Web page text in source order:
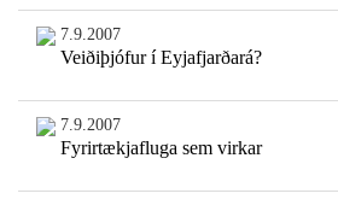
7.9.2007
Veiðiþjófur í Eyjafjarðará?
7.9.2007
Fyrirtækjafluga sem virkar